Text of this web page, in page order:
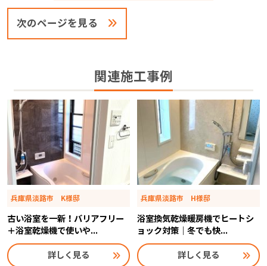
次のページを見る
関連施工事例
兵庫県淡路市 K様邸
古い浴室を一新！バリアフリー
＋浴室乾燥機で使いや...
詳しく見る
兵庫県淡路市 H様邸
浴室換気乾燥暖房機でヒートシ
ョック対策｜冬でも快...
詳しく見る